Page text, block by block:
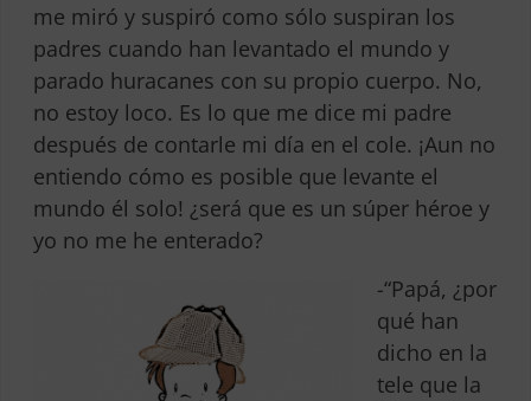
me miró y suspiró como sólo suspiran los
padres cuando han levantado el mundo y
parado huracanes con su propio cuerpo. No,
no estoy loco. Es lo que me dice mi padre
después de contarle mi día en el cole. ¡Aun no
entiendo cómo es posible que levante el
mundo él solo! ¿será que es un súper héroe y
yo no me he enterado?
-“Papá, ¿por
qué han
dicho en la
tele que la